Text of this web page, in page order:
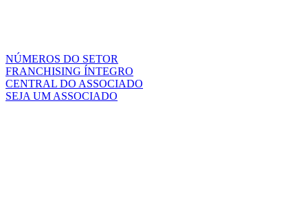
NÚMEROS DO SETOR
FRANCHISING ÍNTEGRO
CENTRAL DO ASSOCIADO
SEJA UM ASSOCIADO